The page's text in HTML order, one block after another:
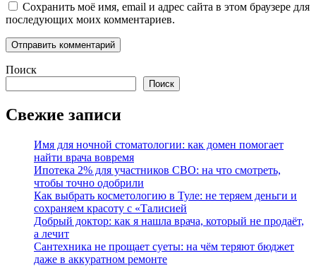
Сохранить моё имя, email и адрес сайта в этом браузере для
последующих моих комментариев.
Поиск
Поиск
Свежие записи
Имя для ночной стоматологии: как домен помогает
найти врача вовремя
Ипотека 2% для участников СВО: на что смотреть,
чтобы точно одобрили
Как выбрать косметологию в Туле: не теряем деньги и
сохраняем красоту с «Талисией
Добрый доктор: как я нашла врача, который не продаёт,
а лечит
Сантехника не прощает суеты: на чём теряют бюджет
даже в аккуратном ремонте